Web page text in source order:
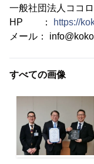
一般社団法人ココ
HP ：
https://
メール：
すべての画像